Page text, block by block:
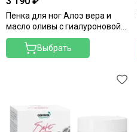
Пенка для ног Алоэ вера и
масло оливы с гиалуроновой
кислотой
Выбрать